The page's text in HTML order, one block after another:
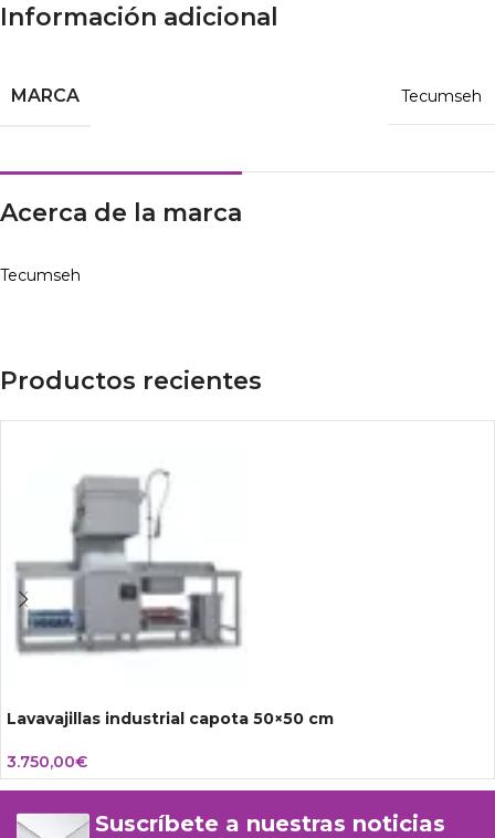
Información adicional
MARCA Tecumseh
Acerca de la marca
Tecumseh
Productos recientes
Lavavajillas industrial capota 50×50 cm
3.750,00€
Suscríbete a nuestras noticias